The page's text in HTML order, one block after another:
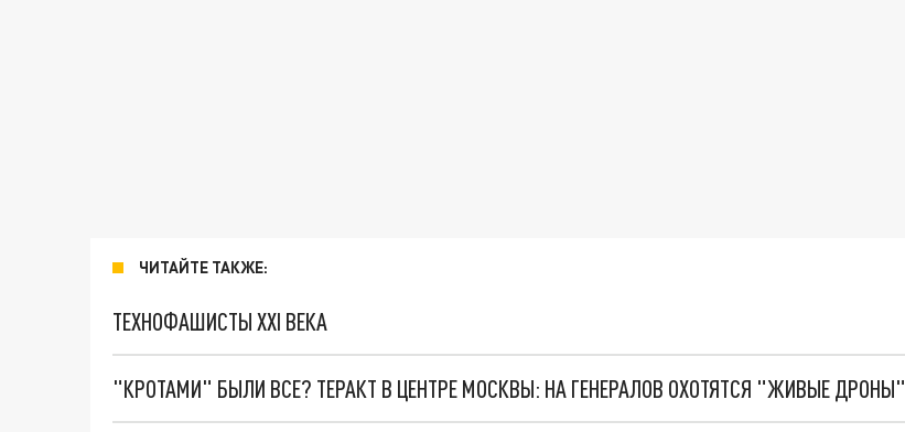
ЧИТАЙТЕ ТАКЖЕ:
ТЕХНОФАШИСТЫ XXI ВЕКА
"КРОТАМИ" БЫЛИ ВСЕ? ТЕРАКТ В ЦЕНТРЕ МОСКВЫ: НА ГЕНЕРАЛОВ ОХОТЯТСЯ "ЖИВЫЕ ДРОНЫ"